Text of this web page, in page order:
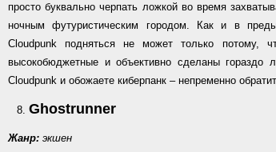
просто буквально черпать ложкой во время
ночным футуристическим городом. Как и в
Cloudpunk подняться не может только потому,
высокобюджетные и объективно сделаны
Cloudpunk и обожаете киберпанк – непременно
Ghostrunner
Жанр: экшен